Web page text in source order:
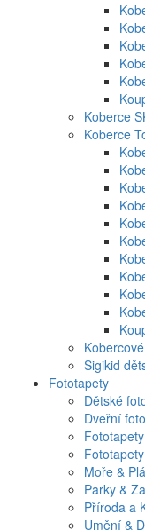
Koberce
Koberce
Sigikid
Fototapety
Dětské
Dveřní
Moře &
Parky &
Příroda a
Umění &